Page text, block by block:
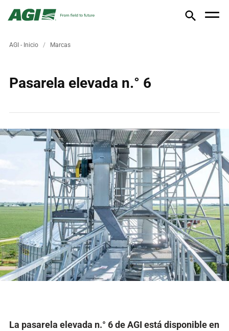
AGI - Inicio Marcas
Pasarela elevada n.° 6
La pasarela elevada n.° 6 de AGI está disponible en